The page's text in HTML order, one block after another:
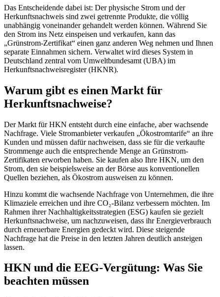
Das Entscheidende dabei ist: Der physische Strom und der
Herkunftsnachweis sind zwei getrennte Produkte, die völlig
unabhängig voneinander gehandelt werden können. Während Sie
den Strom ins Netz einspeisen und verkaufen, kann das
„Grünstrom-Zertifikat“ einen ganz anderen Weg nehmen und Ihnen
separate Einnahmen sichern. Verwaltet wird dieses System in
Deutschland zentral vom Umweltbundesamt (UBA) im
Herkunftsnachweisregister (HKNR).
Warum gibt es einen Markt für
Herkunftsnachweise?
Der Markt für HKN entsteht durch eine einfache, aber wachsende
Nachfrage. Viele Stromanbieter verkaufen „Ökostromtarife“ an ihre
Kunden und müssen dafür nachweisen, dass sie für die verkaufte
Strommenge auch die entsprechende Menge an Grünstrom-
Zertifikaten erworben haben. Sie kaufen also Ihre HKN, um den
Strom, den sie beispielsweise an der Börse aus konventionellen
Quellen beziehen, als Ökostrom ausweisen zu können.
Hinzu kommt die wachsende Nachfrage von Unternehmen, die ihre
Klimaziele erreichen und ihre CO₂-Bilanz verbessern möchten. Im
Rahmen ihrer Nachhaltigkeitsstrategien (ESG) kaufen sie gezielt
Herkunftsnachweise, um nachzuweisen, dass ihr Energieverbrauch
durch erneuerbare Energien gedeckt wird. Diese steigende
Nachfrage hat die Preise in den letzten Jahren deutlich ansteigen
lassen.
HKN und die EEG-Vergütung: Was Sie
beachten müssen